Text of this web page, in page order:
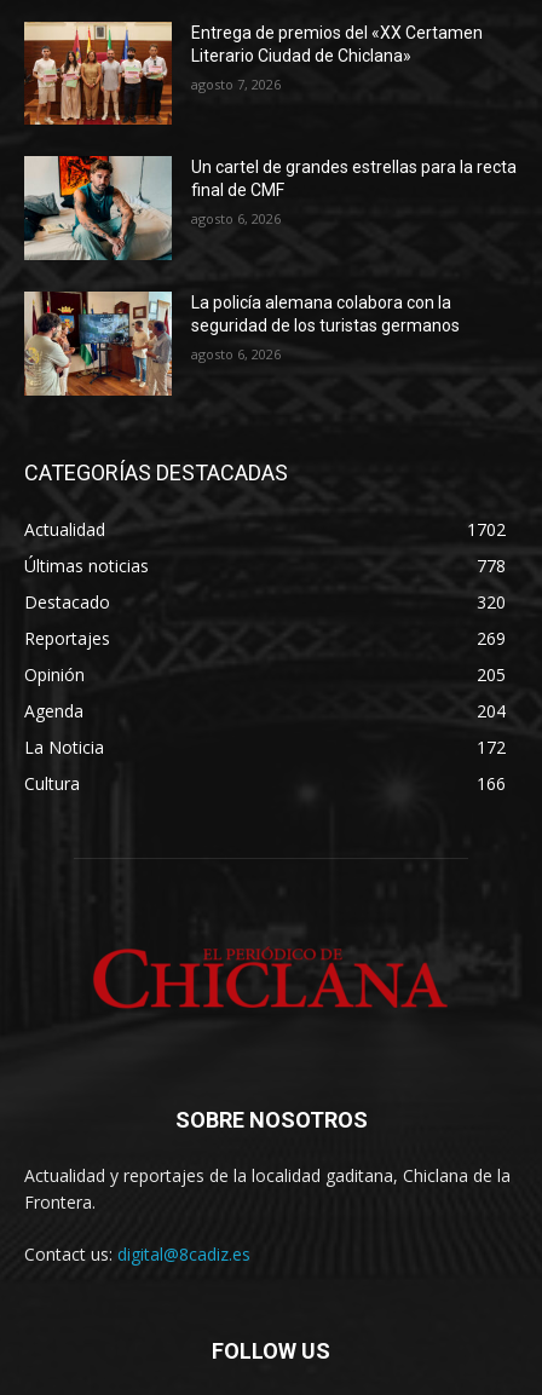
Entrega de premios del «XX Certamen
Literario Ciudad de Chiclana»
agosto 7, 2026
Un cartel de grandes estrellas para la recta
final de CMF
agosto 6, 2026
La policía alemana colabora con la
seguridad de los turistas germanos
agosto 6, 2026
CATEGORÍAS DESTACADAS
Actualidad
1702
Últimas noticias
778
Destacado
320
Reportajes
269
Opinión
205
Agenda
204
La Noticia
172
Cultura
166
SOBRE NOSOTROS
Actualidad y reportajes de la localidad gaditana, Chiclana de la
Frontera.
Contact us: digital@8cadiz.es
FOLLOW US